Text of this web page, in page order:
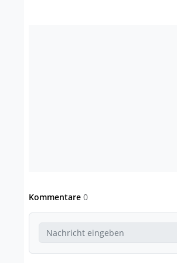
Kommentare 0